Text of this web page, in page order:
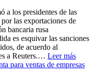
a los presidentes de las
las exportaciones de
bancaria rusa
es esquivar las sanciones
de acuerdo al
a Reuters.… Leer más
para ventas de empresas